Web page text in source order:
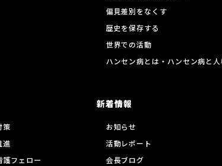
偏見差別をなくす
歴史を保存する
世界での活動
ハンセン病とは・ハンセン病と人
策
進
フェロー
新着情報
お知らせ
活動レポート
会長ブログ